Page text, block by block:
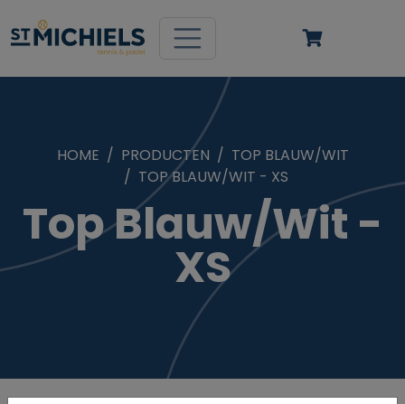
HOME PRODUCTEN
TOP BLAUW/WIT
TOP BLAUW/WIT - XS
Top Blauw/Wit -
XS